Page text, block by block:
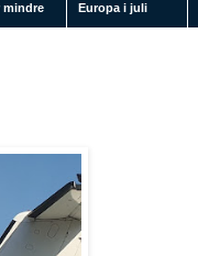
mindre
Europa i juli